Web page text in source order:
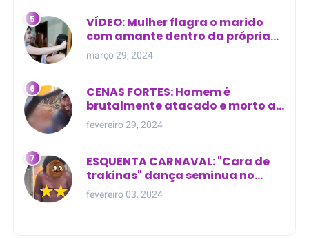
VÍDEO: Mulher flagra o marido
com amante dentro da própria
residência
março 29, 2024
CENAS FORTES: Homem é
brutalmente atacado e morto a
golpes de facão em joão lisboa
fevereiro 29, 2024
ESQUENTA CARNAVAL: "Cara de
trakinas" dança seminua no
meio da rua na Bahia
fevereiro 03, 2024